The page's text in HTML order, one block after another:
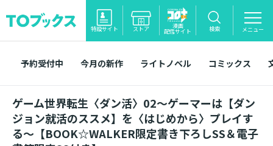
特設サイト ストア 漫画
配信サイト 検索 メニュー
予約受付中 今月の新作 ライトノベル コミックス
ゲーム世界転生〈ダン活〉02～ゲーマーは【ダン
ジョン就活のススメ】を〈はじめから〉プレイす
る～【BOOK☆WALKER限定書き下ろしSS＆電子